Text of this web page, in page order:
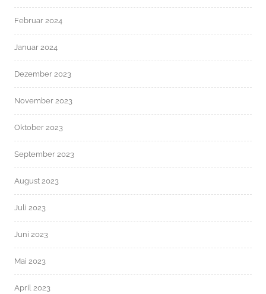
Februar 2024
Januar 2024
Dezember 2023
November 2023
Oktober 2023
September 2023
August 2023
Juli 2023
Juni 2023
Mai 2023
April 2023